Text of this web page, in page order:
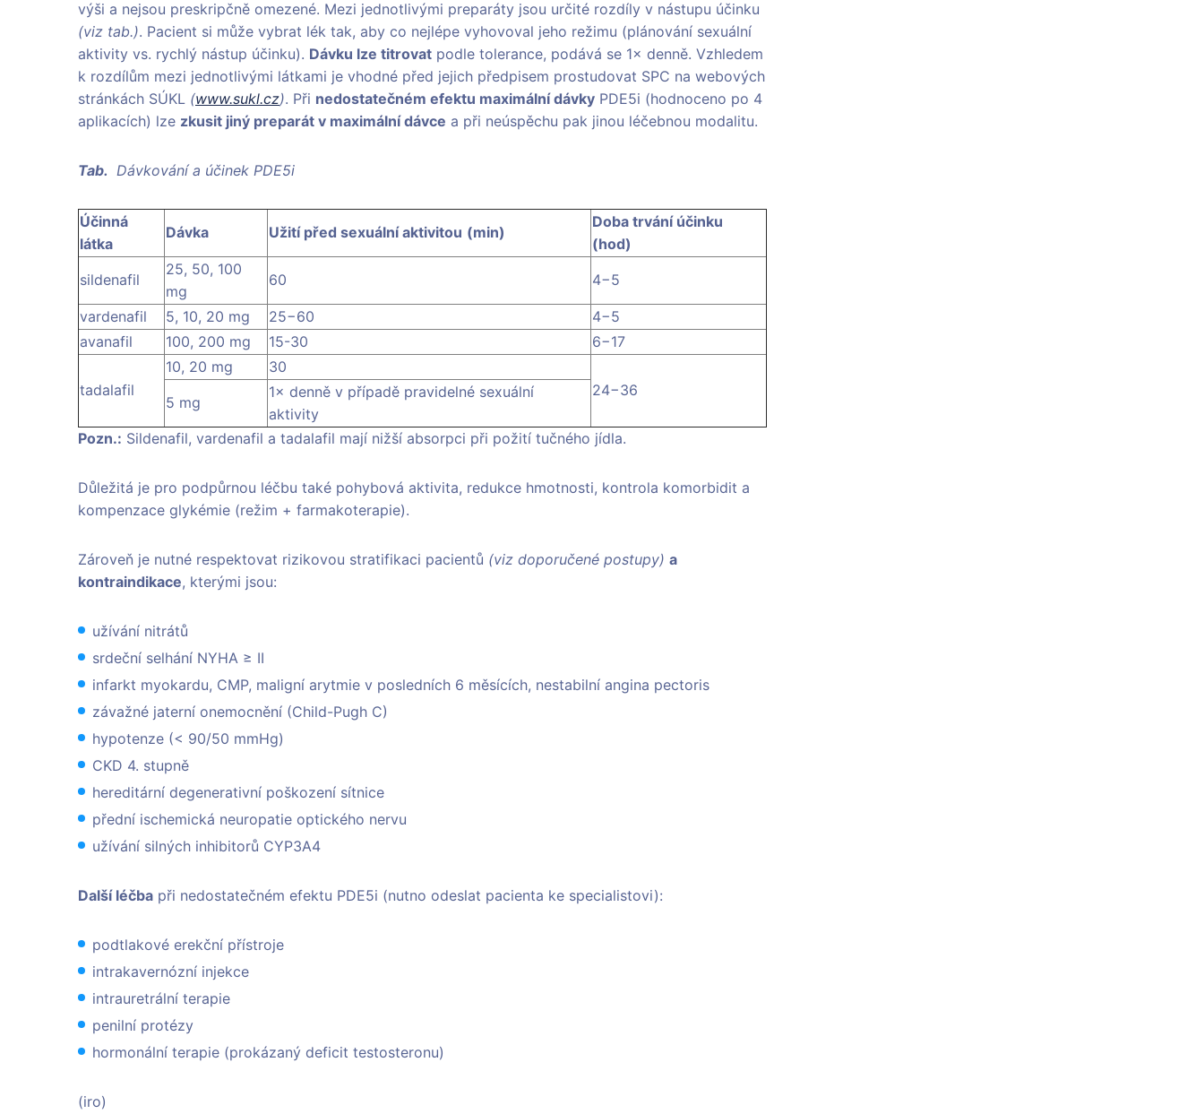
výši a nejsou preskripčně omezené. Mezi jednotlivými preparáty jsou určité rozdíly v nástupu účinku
(viz tab.). Pacient si může vybrat lék tak, aby co nejlépe vyhovoval jeho režimu (plánování sexuální
aktivity vs. rychlý nástup účinku). Dávku lze titrovat podle tolerance, podává se 1× denně. Vzhledem
k rozdílům mezi jednotlivými látkami je vhodné před jejich předpisem prostudovat SPC na webových
stránkách SÚKL (www.sukl.cz). Při nedostatečném efektu maximální dávky PDE5i (hodnoceno po 4
aplikacích) lze zkusit jiný preparát v maximální dávce a při neúspěchu pak jinou léčebnou modalitu.
Tab. Dávkování a účinek PDE5i
Účinná
látka
Dávka Užití před sexuální aktivitou (min)
Doba trvání účinku
(hod)
sildenafil
25, 50, 100
mg
60 4−5
vardenafil 5, 10, 20 mg 25−60
4−5
avanafil
100, 200 mg 15-30 6−17
tadalafil
10, 20 mg
30
24−36
5 mg
1× denně v případě pravidelné sexuální
aktivity
Pozn.: Sildenafil, vardenafil a tadalafil mají nižší absorpci při požití tučného jídla.
Důležitá je pro podpůrnou léčbu také pohybová aktivita, redukce hmotnosti, kontrola komorbidit a
kompenzace glykémie (režim + farmakoterapie).
Zároveň je nutné respektovat rizikovou stratifikaci pacientů (viz doporučené postupy) a
kontraindikace, kterými jsou:
užívání nitrátů
srdeční selhání NYHA ≥ II
infarkt myokardu, CMP, maligní arytmie v posledních 6 měsících, nestabilní angina pectoris
závažné jaterní onemocnění (Child-Pugh C)
hypotenze (< 90/50 mmHg)
CKD 4. stupně
hereditární degenerativní poškození sítnice
přední ischemická neuropatie optického nervu
užívání silných inhibitorů CYP3A4
Další léčba při nedostatečném efektu PDE5i (nutno odeslat pacienta ke specialistovi):
podtlakové erekční přístroje
intrakavernózní injekce
intrauretrální terapie
penilní protézy
hormonální terapie (prokázaný deficit testosteronu)
(iro)